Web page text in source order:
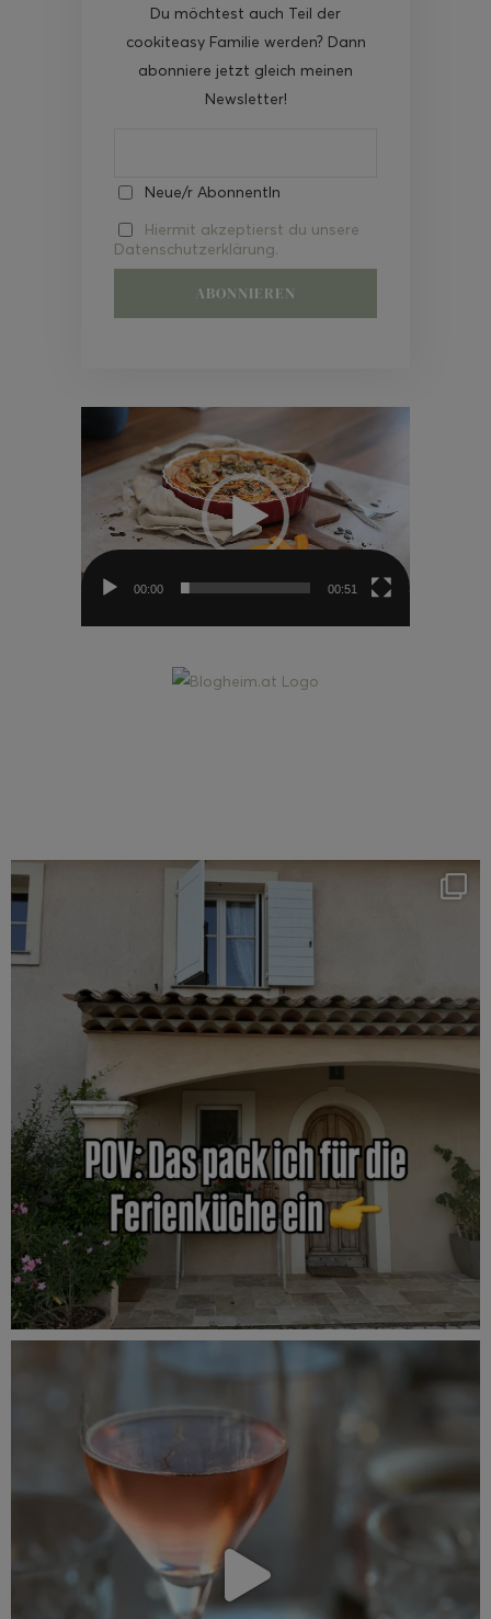
Du möchtest auch Teil der
cookiteasy Familie werden? Dann
abonniere jetzt gleich meinen
Newsletter!
Neue/r AbonnentIn
Hiermit akzeptierst du unsere
Datenschutzerklärung.
Video-
00:00 00:51